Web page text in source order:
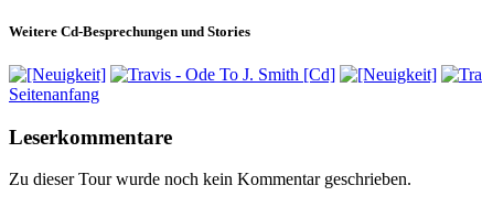
Weitere Cd-Besprechungen und Stories
Seitenanfang
Leserkommentare
Zu dieser Tour wurde noch kein Kommentar geschrieben.